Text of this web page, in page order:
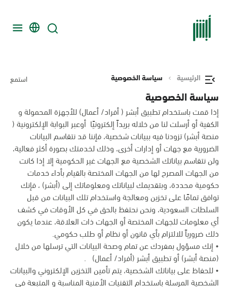
الرئيسية سياسة الخصوصية استمع
سياسة الخصوصية
إذا قمت باستخدام تطبيق أبشر ( أفراد/ أعمال) للأجهزة المحمولة و
الكفية أو أرسلت لنا من خلاله بريداً إلكترونيًا أوعبر البوابة الإلكترونية (
منصة أبشر) تزودنا فيه ببيانات شخصية، فإننا قد نتقاسم البيانات
الضرورية مع جهات أو إدارات أخرى، وذلك لخدمتك بصورة أكثر فعالية،
ولن نتقاسم بياناتك الشخصية مع الجهات غير الحكومية إلا إذا كانت
من الجهات المصرح لها من الجهات المختصة بالقيام بأداء خدمات
حكومية محددة، وبتقديمك لبياناتك ومعلوماتك إلى (أبشر) ، فإنك
توافق تمامًا على تخزين ومعالجة واستخدام تلك البيانات من قبل
السلطات السعودية، ونحن نحتفظ بالحق في كل الأوقات في كشف
أي معلومات للجهات المختصة أو الجهات ذات العلاقة، عندما يكون
ذلك ضرورياً للالتزام بأي قانون أو نظام أو طلب حكومي.
• إنك مسؤول بمفردك عن تمام وصحة البيانات التي ترسلها من خلال
(منصة أبشر) أو تطبيق أبشر (أفراد/ أعمال) .
• للحفاظ على بياناتك الشخصية، يتم تأمين التخزين الإلكتروني والبيانات
الشخصية المرسلة باستخدام التقنيات الأمنية المناسبة و المتبعة فى